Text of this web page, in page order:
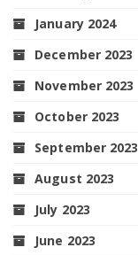
January 2024
December 2023
November 2023
October 2023
September 2023
August 2023
July 2023
June 2023